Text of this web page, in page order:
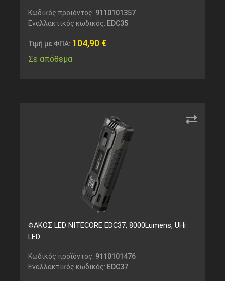
Κωδικός προϊόντος: 9110101357
Εναλλακτικός κωδικός: EDC35
Τιμή με ΦΠΑ: 104,90 €
Σε απόθεμα
ΦΑΚΟΣ LED NITECORE EDC37, 8000Lumens, UHi
LED
Κωδικός προϊόντος: 9110101476
Εναλλακτικός κωδικός: EDC37